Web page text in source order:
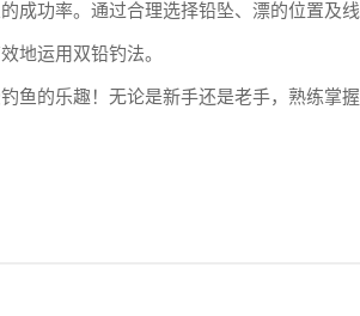
成功率。通过合理选择铅坠、漂的位置及线
地运用双铅钓法。
鱼的乐趣！无论是新手还是老手，熟练掌握